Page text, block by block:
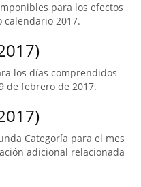
para los efectos
calendario 2017.
los días comprendidos
de febrero de 2017.
Categoría para el mes
adicional relacionada